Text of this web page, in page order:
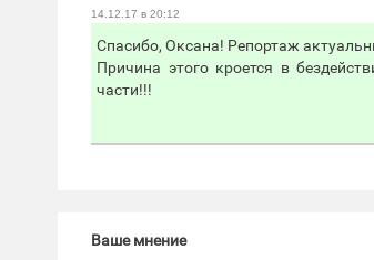
14.12.17 в 20:12
Спасибо, Оксана! Репортаж
Причина этого кроется в
части!!!
Ваше мнение